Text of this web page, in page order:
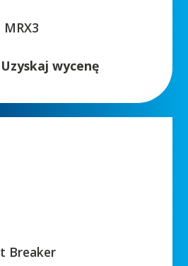
MRX3
Uzyskaj wycenę
Breaker